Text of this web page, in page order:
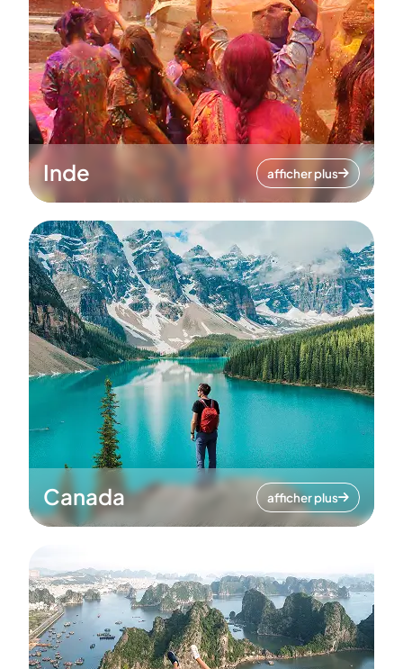
Inde afficher plus
Canada afficher plus